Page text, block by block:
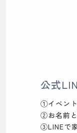
公式
①イベン
②お名前
③LINEで